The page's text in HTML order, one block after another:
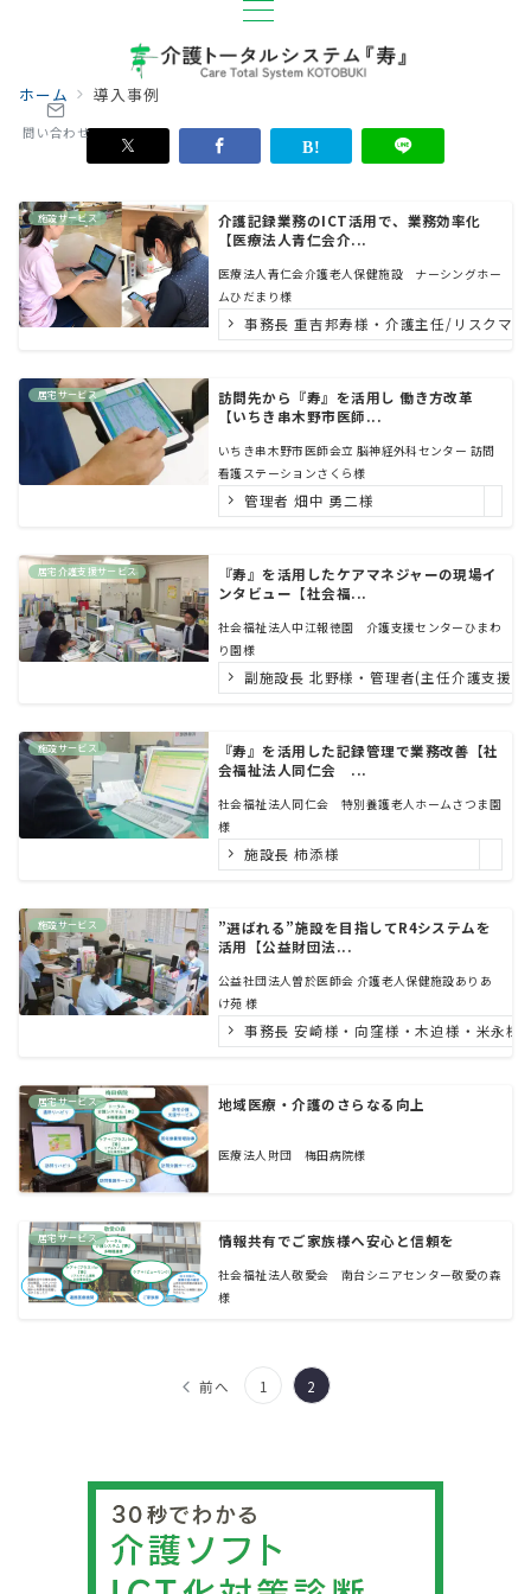
問い合わせ
ホーム 導入事例
施設サービス
介護記録業務のICT活用で、業務効率化
【医療法人青仁会介...
医療法人青仁会介護老人保健施設 ナーシングホー
ムひだまり様
事務長 重吉邦寿様・介護主任/リスクマ
居宅サービス
訪問先から『寿』を活用し 働き方改革
【いちき串木野市医師...
いちき串木野市医師会立 脳神経外科センター 訪問
看護ステーションさくら様
管理者 畑中 勇二様
居宅介護支援サービス
『寿』を活用したケアマネジャーの現場イ
ンタビュー【社会福...
社会福祉法人中江報徳園 介護支援センターひまわ
り園様
副施設長 北野様・管理者(主任介護支援
施設サービス
『寿』を活用した記録管理で業務改善【社
会福祉法人同仁会 ...
社会福祉法人同仁会 特別養護老人ホームさつま園
様
施設長 柿添様
施設サービス
”選ばれる”施設を目指してR4システムを
活用【公益財団法...
公益社団法人曽於医師会 介護老人保健施設ありあ
け苑 様
事務長 安崎様・向窪様・木迫様・米永様
居宅サービス 地域医療・介護のさらなる向上
医療法人財団 梅田病院様
居宅サービス 情報共有でご家族様へ安心と信頼を
社会福祉法人敬愛会 南台シニアセンター敬愛の森
様
前へ 1 2